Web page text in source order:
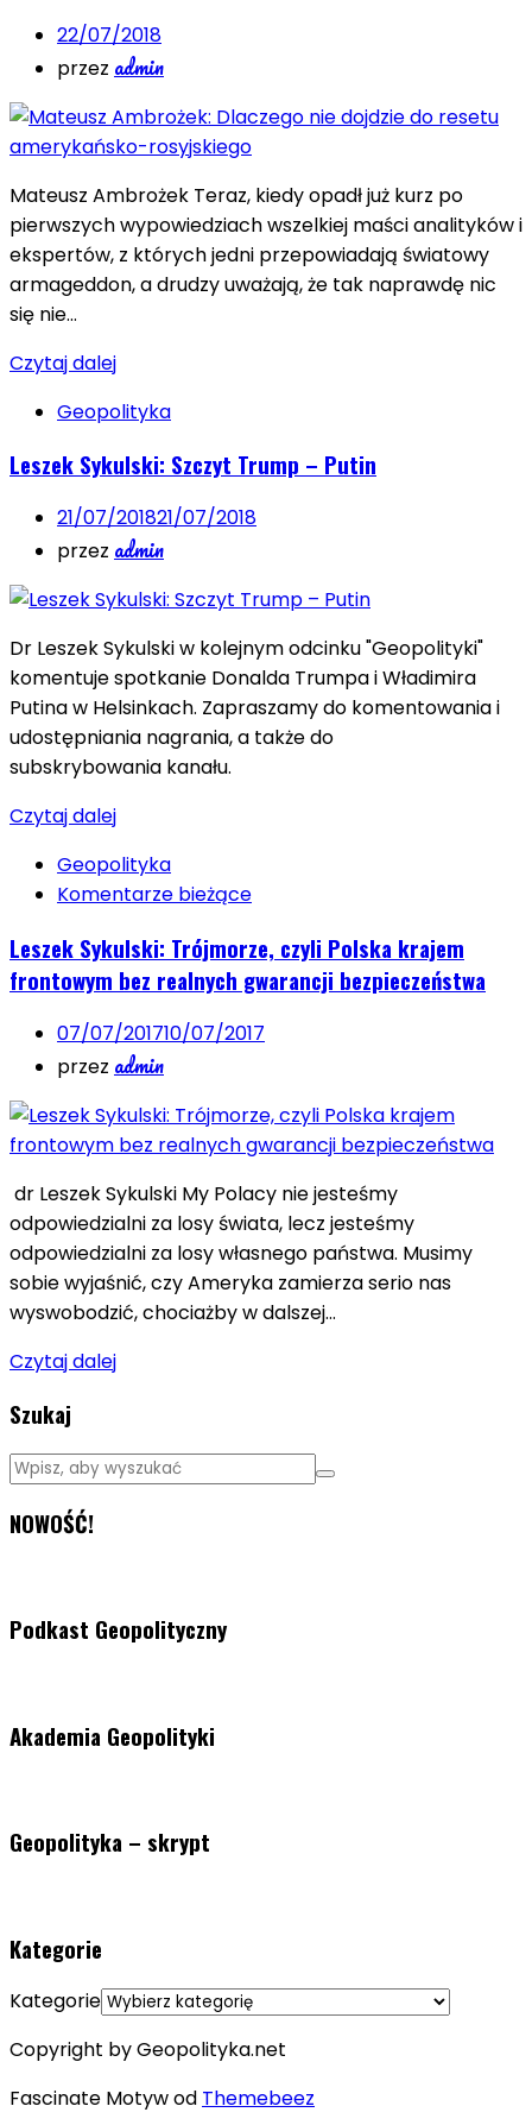
22/07/2018
przez admin
Mateusz Ambrożek Teraz, kiedy opadł już kurz po
pierwszych wypowiedziach wszelkiej maści analityków i
ekspertów, z których jedni przepowiadają światowy
armageddon, a drudzy uważają, że tak naprawdę nic
się nie…
Czytaj dalej
Geopolityka
Leszek Sykulski: Szczyt Trump – Putin
21/07/201821/07/2018
przez admin
Dr Leszek Sykulski w kolejnym odcinku "Geopolityki"
komentuje spotkanie Donalda Trumpa i Władimira
Putina w Helsinkach. Zapraszamy do komentowania i
udostępniania nagrania, a także do
subskrybowania kanału.
Czytaj dalej
Geopolityka
Komentarze bieżące
Leszek Sykulski: Trójmorze, czyli Polska krajem
frontowym bez realnych gwarancji bezpieczeństwa
07/07/201710/07/2017
przez admin
dr Leszek Sykulski My Polacy nie jesteśmy
odpowiedzialni za losy świata, lecz jesteśmy
odpowiedzialni za losy własnego państwa. Musimy
sobie wyjaśnić, czy Ameryka zamierza serio nas
wyswobodzić, chociażby w dalszej…
Czytaj dalej
Szukaj
NOWOŚĆ!
Podkast Geopolityczny
Akademia Geopolityki
Geopolityka – skrypt
Kategorie
Kategorie
Copyright by Geopolityka.net
Fascinate Motyw od Themebeez